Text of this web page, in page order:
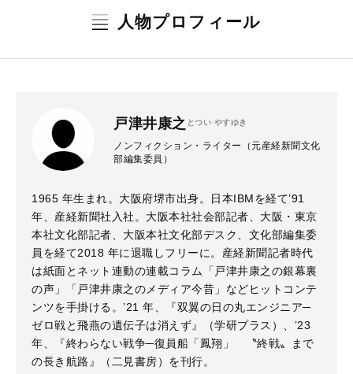
人物プロフィール
戸津井康之 とつい やすゆき
ノンフィクション・ライター（元産経新聞文化
部編集委員）
1965 年生まれ。大阪府堺市出身。日本IBMを経て’91
年、産経新聞社入社。大阪本社社会部記者、大阪・東京
本社文化部記者、大阪本社文化部デスク、文化部編集委
員を経て2018 年に退職しフリーに。産経新聞記者時代
は紙面とネット連動の連載コラム「戸津井康之の銀幕裏
の声」「戸津井康之のメディア今昔」などヒットコンテ
ンツを手掛ける。’21 年、『双翼の日の丸エンジニア─
ゼロ戦と飛燕の遺伝子は消えず』（学研プラス）、’23
年、『終わらない戦争─復員船「鳳翔」 〝終戦〟まで
の長き航路』（二見書房）を刊行。